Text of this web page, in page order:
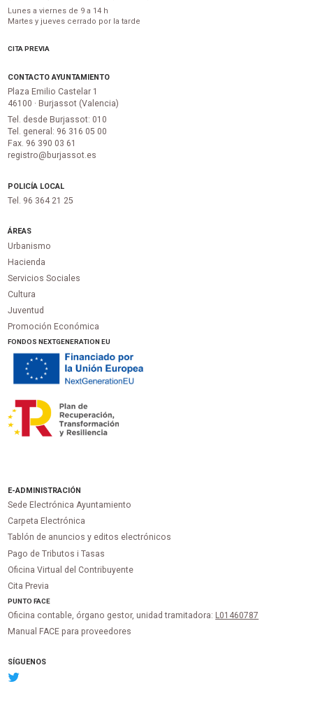
Lunes a viernes de 9 a 14 h
Martes y jueves cerrado por la tarde
CITA PREVIA
CONTACTO AYUNTAMIENTO
Plaza Emilio Castelar 1
46100 · Burjassot (Valencia)
Tel. desde Burjassot: 010
Tel. general: 96 316 05 00
Fax. 96 390 03 61
registro@burjassot.es
POLICÍA LOCAL
Tel. 96 364 21 25
ÁREAS
Urbanismo
Hacienda
Servicios Sociales
Cultura
Juventud
Promoción Económica
FONDOS NEXTGENERATION EU
E-ADMINISTRACIÓN
Sede Electrónica Ayuntamiento
Carpeta Electrónica
Tablón de anuncios y editos electrónicos
Pago de Tributos i Tasas
Oficina Virtual del Contribuyente
Cita Previa
PUNTOFACE
Oficina contable, órgano gestor, unidad tramitadora: L01460787
Manual FACE para proveedores
SÍGUENOS